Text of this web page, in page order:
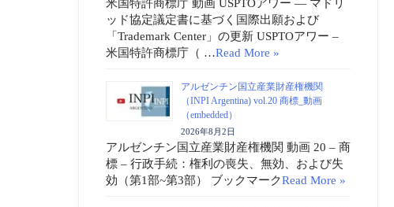
ッド協定議定書に基づく国際出願および
「Trademark Center」の更新 USPTOアワー –
米国特許商標庁（ …Read More »
アルゼンチン国立産業財産権機関
（INPI Argentina) vol.20 商標_動画
（embedded）
2026年8月2日
アルゼンチン国立産業財産権機関 動画 20 – 商
標 – 行政手続：権利の喪失、無効、および失
効（第1部~第3部） ブックマークRead More »